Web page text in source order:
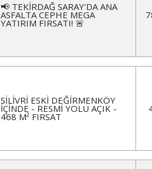
📢 TEKİRDAĞ SARAY'DA ANA
ASFALTA CEPHE MEGA
YATIRIM FIRSATI! 🚨
SİLİVRİ ESKİ DEĞİRMENKÖY
İÇİNDE - RESMİ YOLU AÇIK -
468 M² FIRSAT